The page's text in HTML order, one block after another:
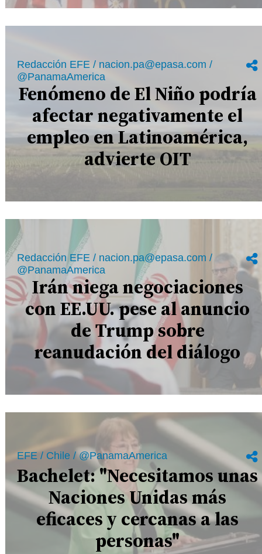
Redacción EFE / nacion.pa@epasa.com /
@PanamaAmerica
Fenómeno de El Niño podría
afectar negativamente el
empleo en Latinoamérica,
advierte OIT
Redacción EFE / nacion.pa@epasa.com /
@PanamaAmerica
Irán niega negociaciones
con EE.UU. pese al anuncio
de Trump sobre
reanudación del diálogo
EFE / Chile / @PanamaAmerica
Bachelet: "Necesitamos unas
Naciones Unidas más
eficaces y cercanas a las
personas"